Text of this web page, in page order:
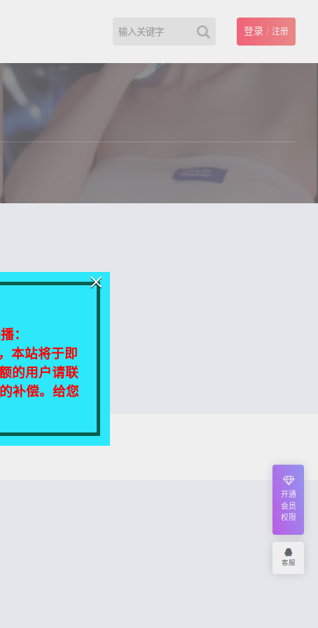
登录 / 注册
我们将尽快处理！
：
本站将于即
的用户请联
补偿。给您
×
开通
会员
权限
客服